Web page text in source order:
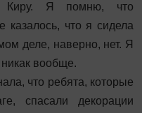
Киру. Я помню, что
казалось, что я сидела
деле, наверно, нет. Я
вообще.
что ребята, которые
спасали декорации